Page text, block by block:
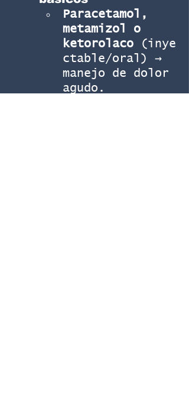
Paracetamol,
metamizol o
ketorolaco (inye
ctable/oral) →
manejo de dolor
agudo.